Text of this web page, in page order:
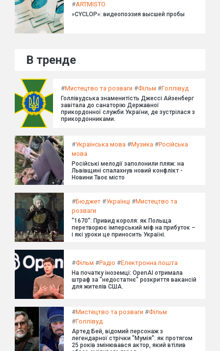
#ARTMISTO
»CYCLOP»: видеопоэзия высшей пробы
В тренде
#Мистецтво та розваги #Фільм #Голлівуд
Голлівудська знаменитість Джессі Айзенберг
завітала до санаторію Державної
прикордонної служби України, де зустрілася з
прикордонниками.
#Українська мова #Музика #Російська
мова
Російські мелодії заполонили пляж: на
Львівщині спалахнув новий конфлікт -
Новини Твоє місто
#Бюджет #Українці #Мистецтво та
розваги
"1670": Привид короля: як Польща
перетворює імперський міф на прибуток –
і які уроки це приносить Україні.
#Фільм #Радіо #Електронна пошта
На початку іноземці: OpenAI отримала
штраф за "недостатнє" розкриття вакансій
для жителів США.
#Мистецтво та розваги #Фільм
#Голлівуд
Артед Бей, відомий персонаж з
легендарної стрічки "Мумія": як протягом
25 років змінювався актор, який втілив